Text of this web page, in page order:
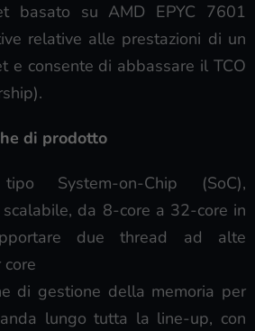
basato su AMD EPYC 7601
relative alle prestazioni di un
e consente di abbassare il TCO
di prodotto
System-on-Chip (SoC),
da 8-core a 32-core in
due thread ad alte
di gestione della memoria per
lungo tutta la line-up, con